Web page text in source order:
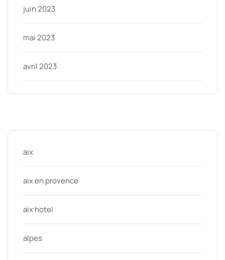
juin 2023
mai 2023
avril 2023
aix
aix en provence
aix hotel
alpes